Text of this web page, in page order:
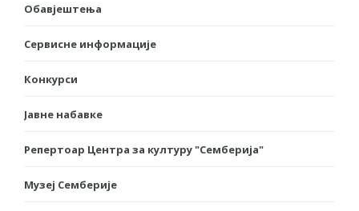
Обавјештења
Сервисне информације
Конкурси
Јавне набавке
Репертоар Центра за културу "Семберија"
Музеј Семберије